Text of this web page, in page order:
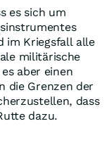
es sich um
im Kriegsfall alle
militärische
aber einen
die Grenzen der
dass
dazu.